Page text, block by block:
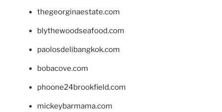
thegeorginaestate.com
blythewoodseafood.com
paolosdelibangkok.com
bobacove.com
phoone24brookfield.com
mickeybarmama.com